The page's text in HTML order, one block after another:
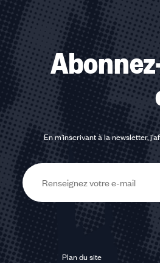
En m'inscrivant à la newsletter,
E-
mail
Plan du site